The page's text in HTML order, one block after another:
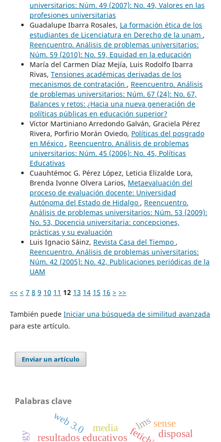
universitarios: Núm. 49 (2007): No. 49, Valores en las
profesiones universitarias
Guadalupe Ibarra Rosales, La formación ética de los
estudiantes de Licenciatura en Derecho de la unam ,
Reencuentro. Análisis de problemas universitarios:
Núm. 59 (2010): No. 59, Equidad en la educación
María del Carmen Díaz Mejía, Luis Rodolfo Ibarra
Rivas, Tensiones académicas derivadas de los
mecanismos de contratación , Reencuentro. Análisis
de problemas universitarios: Núm. 67 (24): No. 67,
Balances y retos: ¿Hacia una nueva generación de
políticas públicas en educación superior?
Víctor Martiniano Arredondo Galván, Graciela Pérez
Rivera, Porfirio Morán Oviedo, Políticas del posgrado
en México , Reencuentro. Análisis de problemas
universitarios: Núm. 45 (2006): No. 45, Políticas
Educativas
Cuauhtémoc G. Pérez López, Leticia Elizalde Lora,
Brenda Ivonne Olvera Larios, Metaevaluación del
proceso de evaluación docente: Universidad
Autónoma del Estado de Hidalgo , Reencuentro.
Análisis de problemas universitarios: Núm. 53 (2009):
No. 53, Docencia universitaria: concepciones,
prácticas y su evaluación
Luis Ignacio Sáinz, Revista Casa del Tiempo ,
Reencuentro. Análisis de problemas universitarios:
Núm. 42 (2005): No. 42, Publicaciones periódicas de la
UAM
<< < 7 8 9 10 11 12 13 14 15 16 > >>
También puede Iniciar una búsqueda de similitud avanzada
para este artículo.
Enviar un artículo
Palabras clave
resultados educativos disposal
media lms
web 3.0 sense